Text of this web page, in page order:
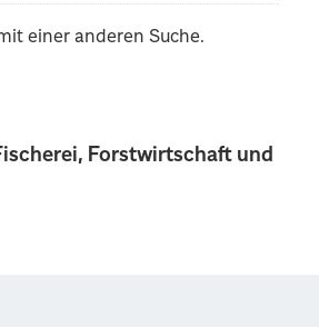
Forstwirtschaft und
einer anderen Suche.